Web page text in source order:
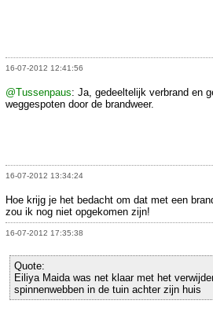
16-07-2012 12:41:56
@Tussenpaus: Ja, gedeeltelijk verbrand en
weggespoten door de brandweer.
16-07-2012 13:34:24
Hoe krijg je het bedacht om dat met een
zou ik nog niet opgekomen zijn!
16-07-2012 17:35:38
Quote:
Eiliya Maida was net klaar met het
spinnenwebben in de tuin achter zijn huis